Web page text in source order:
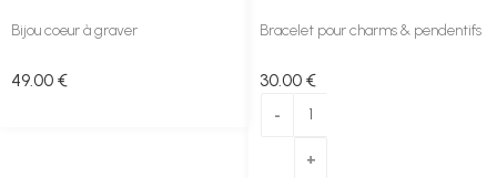
Bijou coeur à graver
49.00 €
Bracelet pour charms & pendentifs
30.00 €